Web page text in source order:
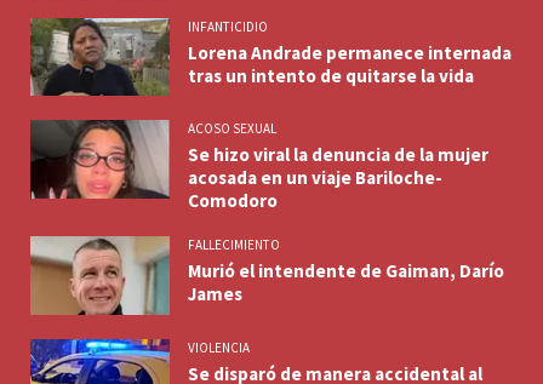
INFANTICIDIO
Lorena Andrade permanece internada
tras un intento de quitarse la vida
ACOSO SEXUAL
Se hizo viral la denuncia de la mujer
acosada en un viaje Bariloche-
Comodoro
FALLECIMIENTO
Murió el intendente de Gaiman, Darío
James
VIOLENCIA
Se disparó de manera accidental al